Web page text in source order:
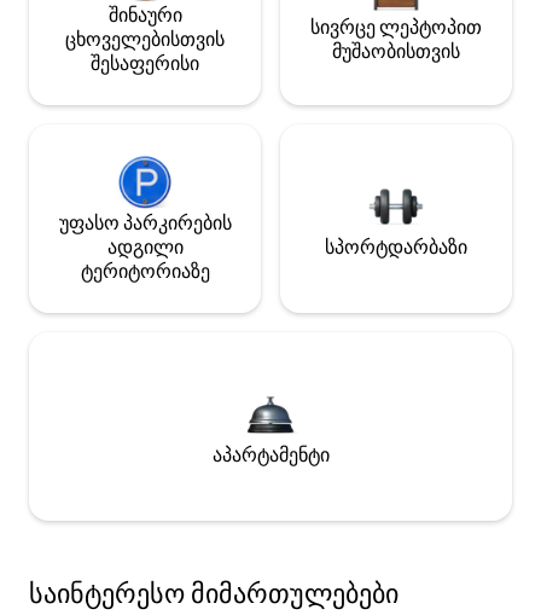
შინაური
ცხოველებისთვის
შესაფერისი
სივრცე ლეპტოპით
მუშაობისთვის
უფასო პარკირების
ადგილი
ტერიტორიაზე
სპორტდარბაზი
აპარტამენტი
საინტერესო მიმართულებები